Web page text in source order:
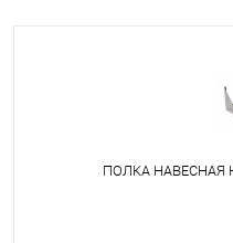
ПОЛКА НАВЕСНАЯ